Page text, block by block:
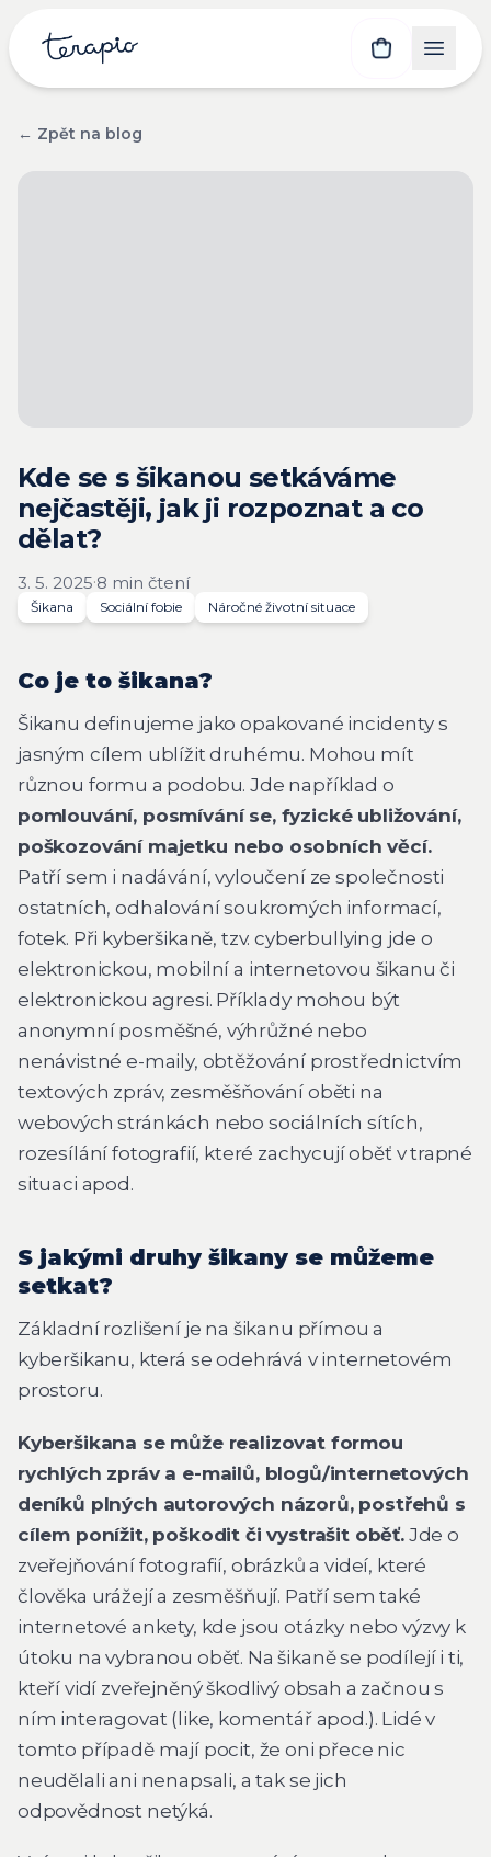
← Zpět na blog
Kde se s šikanou setkáváme
nejčastěji, jak ji rozpoznat a co
dělat?
3. 5. 2025·8 min čtení
Šikana Sociální fobie Náročné životní situace
Co je to šikana?
Šikanu definujeme jako opakované incidenty s
jasným cílem ublížit druhému. Mohou mít
různou formu a podobu. Jde například o
pomlouvání, posmívání se, fyzické ubližování,
poškozování majetku nebo osobních věcí.
Patří sem i nadávání, vyloučení ze společnosti
ostatních, odhalování soukromých informací,
fotek. Při kyberšikaně, tzv. cyberbullying jde o
elektronickou, mobilní a internetovou šikanu či
elektronickou agresi. Příklady mohou být
anonymní posměšné, výhrůžné nebo
nenávistné e-maily, obtěžování prostřednictvím
textových zpráv, zesměšňování oběti na
webových stránkách nebo sociálních sítích,
rozesílání fotografií, které zachycují oběť v trapné
situaci apod.
S jakými druhy šikany se můžeme
setkat?
Základní rozlišení je na šikanu přímou a
kyberšikanu, která se odehrává v internetovém
prostoru.
Kyberšikana se může realizovat formou
rychlých zpráv a e-mailů, blogů/internetových
deníků plných autorových názorů, postřehů s
cílem ponížit, poškodit či vystrašit oběť.Jde o
zveřejňování fotografií, obrázků a videí, které
člověka urážejí a zesměšňují. Patří sem také
internetové ankety, kde jsou otázky nebo výzvy k
útoku na vybranou oběť. Na šikaně se podílejí i ti,
kteří vidí zveřejněný škodlivý obsah a začnou s
ním interagovat (like, komentář apod.). Lidé v
tomto případě mají pocit, že oni přece nic
neudělali ani nenapsali, a tak se jich
odpovědnost netýká.